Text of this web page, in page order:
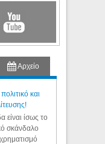
Αρχείο
και
ίσως το
σκάνδαλο